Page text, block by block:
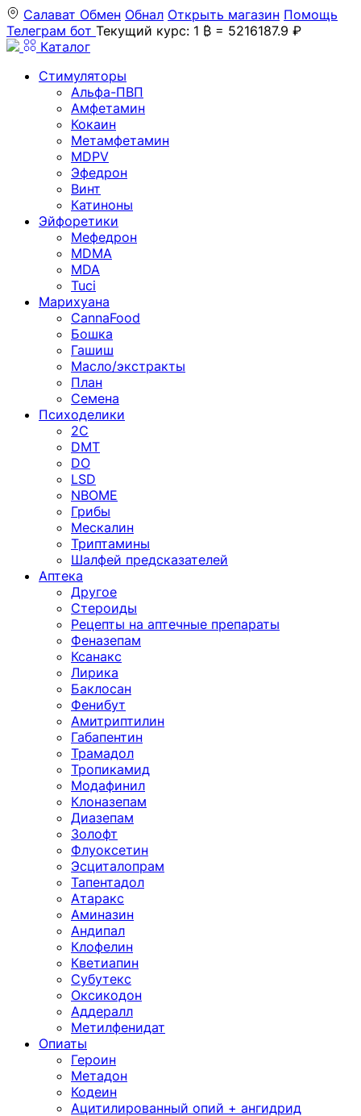
Салават Обмен Обнал Открыть магазин Помощь
Телеграм бот Текущий курс: 1 ₿ = 5216187.9 ₽
Каталог
Стимуляторы
Альфа-ПВП
Амфетамин
Кокаин
Метамфетамин
MDPV
Эфедрон
Винт
Катиноны
Эйфоретики
Мефедрон
MDMA
MDA
Tuci
Марихуана
CannaFood
Бошка
Гашиш
Масло/экстракты
План
Семена
Психоделики
2C
DMT
DO
LSD
NBOME
Грибы
Мескалин
Триптамины
Шалфей предсказателей
Аптека
Другое
Стероиды
Рецепты на аптечные препараты
Феназепам
Ксанакс
Лирика
Баклосан
Фенибут
Амитриптилин
Габапентин
Трамадол
Тропикамид
Модафинил
Клоназепам
Диазепам
Золофт
Флуоксетин
Эсциталопрам
Тапентадол
Атаракс
Аминазин
Андипал
Клофелин
Кветиапин
Субутекс
Оксикодон
Аддералл
Метилфенидат
Опиаты
Героин
Метадон
Кодеин
Ацитилированный опий + ангидрид